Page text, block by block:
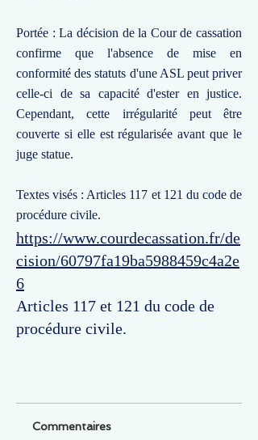
Portée : La décision de la Cour de cassation
confirme que l'absence de mise en
conformité des statuts d'une ASL peut priver
celle-ci de sa capacité d'ester en justice.
Cependant, cette irrégularité peut être
couverte si elle est régularisée avant que le
juge statue.
Textes visés : Articles 117 et 121 du code de
procédure civile.
https://www.courdecassation.fr/de
cision/60797fa19ba5988459c4a2e
6
Articles 117 et 121 du code de
procédure civile.
Commentaires